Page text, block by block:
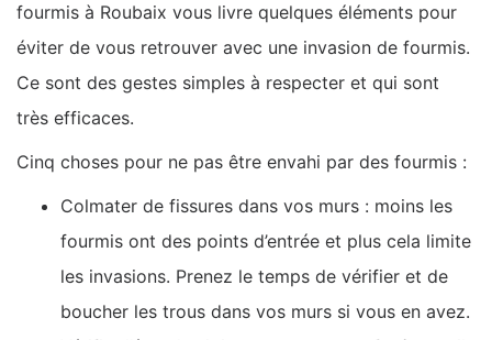
fourmis à Roubaix vous livre quelques éléments pour
éviter de vous retrouver avec une invasion de fourmis.
Ce sont des gestes simples à respecter et qui sont
très efficaces.
Cinq choses pour ne pas être envahi par des fourmis :
Colmater de fissures dans vos murs : moins les
fourmis ont des points d’entrée et plus cela limite
les invasions. Prenez le temps de vérifier et de
boucher les trous dans vos murs si vous en avez.